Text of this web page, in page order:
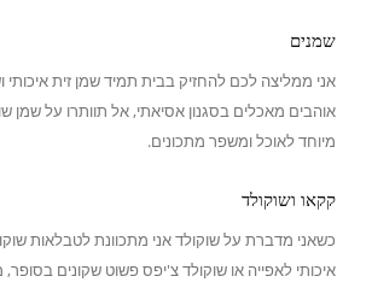
שמנים
אני ממליצה לכם להחזיק בבית תמיד שמן זית
אוהבים מאכלים בסגנון אסיאתי, אל תוותרו על שמן
מיוחד לאוכל ומשפר מתכונים.
קקאו ושוקולד
כשאני מדברת על שוקולד אני מתכוונת לטבלאות
איכותי לאפייה או שוקולד צ'יפס פשוט שקונים